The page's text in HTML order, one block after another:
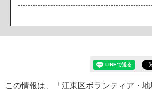
この情報は、「 江東区ボランティア・